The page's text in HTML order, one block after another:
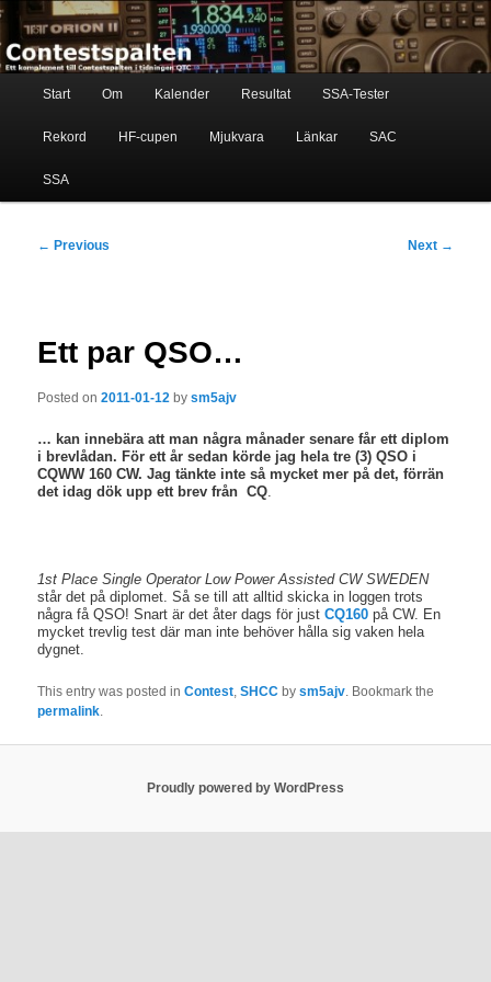
Skip
primary
content
Contestspalten
Ett komplement till contestspalten i tidningen QTC
Start Om Kalender Resultat SSA-Tester
Rekord HF-cupen Mjukvara Länkar SAC
SSA
Post
← Previous Next →
Ett par QSO…
Posted on2011-01-12 bysm5ajv
… kan innebära att man några månader senare får ett diplom
i brevlådan. För ett år sedan körde jag hela tre (3) QSO i
CQWW 160 CW. Jag tänkte inte så mycket mer på det, förrän
det idag dök upp ett brev från CQ.
1st Place Single Operator Low Power Assisted CW SWEDEN
står det på diplomet. Så se till att alltid skicka in loggen trots
några få QSO! Snart är det åter dags för just CQ160 på CW. En
mycket trevlig test där man inte behöver hålla sig vaken hela
dygnet.
This entry was posted inContest,SHCC bysm5ajv. Bookmark the
permalink.
Proudly powered by WordPress